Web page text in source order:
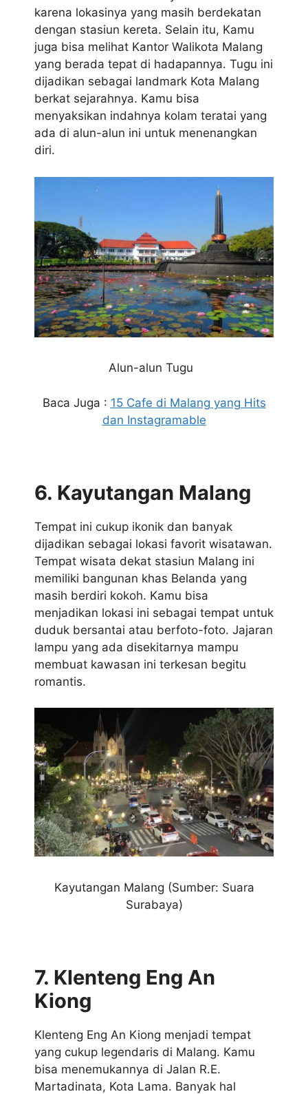
karena lokasinya yang masih berdekatan
dengan stasiun kereta. Selain itu, Kamu
juga bisa melihat Kantor Walikota Malang
yang berada tepat di hadapannya. Tugu ini
dijadikan sebagai landmark Kota Malang
berkat sejarahnya. Kamu bisa
menyaksikan indahnya kolam teratai yang
ada di alun-alun ini untuk menenangkan
diri.
Alun-alun Tugu
Baca Juga : 15 Cafe di Malang yang Hits
dan Instagramable
6. Kayutangan Malang
Tempat ini cukup ikonik dan banyak
dijadikan sebagai lokasi favorit wisatawan.
Tempat wisata dekat stasiun Malang ini
memiliki bangunan khas Belanda yang
masih berdiri kokoh. Kamu bisa
menjadikan lokasi ini sebagai tempat untuk
duduk bersantai atau berfoto-foto. Jajaran
lampu yang ada disekitarnya mampu
membuat kawasan ini terkesan begitu
romantis.
Kayutangan Malang (Sumber: Suara
Surabaya)
7. Klenteng Eng An
Kiong
Klenteng Eng An Kiong menjadi tempat
yang cukup legendaris di Malang. Kamu
bisa menemukannya di Jalan R.E.
Martadinata, Kota Lama. Banyak hal